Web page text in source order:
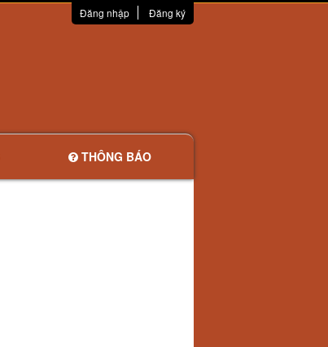
Đăng nhập Đăng ký
THÔNG BÁO